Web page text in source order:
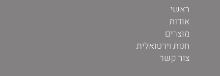
ראשי
אודות
מוצרים
חנות וירטואלית
צור קשר